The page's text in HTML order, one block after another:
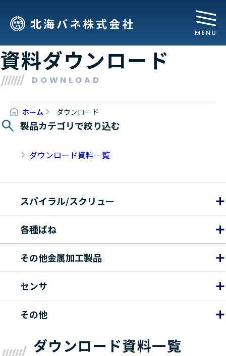
北海バネ株式会社
資料ダウンロード
DOWNLOAD
ホーム ダウンロード
製品カテゴリで絞り込む
ダウンロード資料一覧
スパイラル/スクリュー
各種ばね
その他金属加工製品
センサ
その他
ダウンロード資料一覧